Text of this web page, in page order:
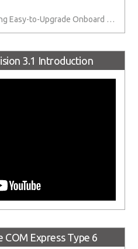
Application Story: Enabling Easy-to-Upgrade Onboard Video Surveillance Systems with Flexible COM Express® Modules
3.1 Introduction
COM Express Type 6